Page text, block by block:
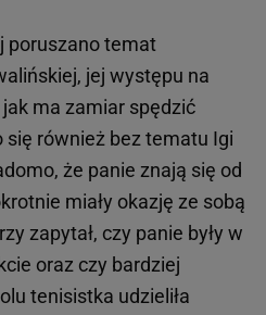
poruszano temat
jej występu na
ma zamiar spędzić
się również bez tematu Igi
że panie znają się od
miały okazję ze sobą
zapytał, czy panie były w
oraz czy bardziej
tenisistka udzieliła